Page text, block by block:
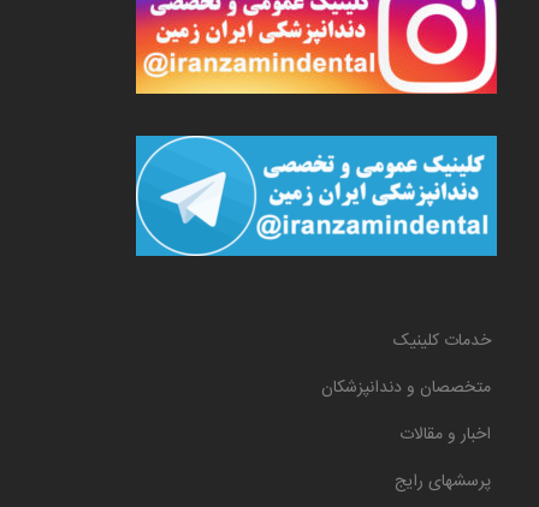
خدمات کلینیک
متخصصان و دندانپزشکان
اخبار و مقالات
پرسشهای رایج